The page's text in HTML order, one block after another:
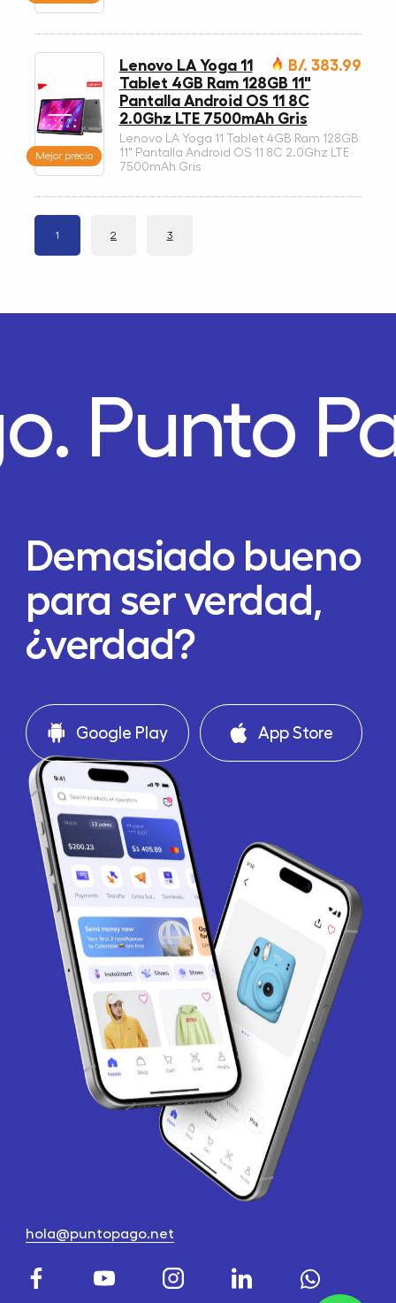
Mejor precio
B/. 383.99
Lenovo LA Yoga 11
Tablet 4GB Ram 128GB 11"
Pantalla Android OS 11 8C
2.0Ghz LTE 7500mAh Gris
Lenovo LA Yoga 11 Tablet 4GB Ram 128GB
11" Pantalla Android OS 11 8C 2.0Ghz LTE
7500mAh Gris
1 2 3
Punto
Demasiado bueno
para ser verdad,
¿verdad?
Google Play App Store
hola@puntopago.net